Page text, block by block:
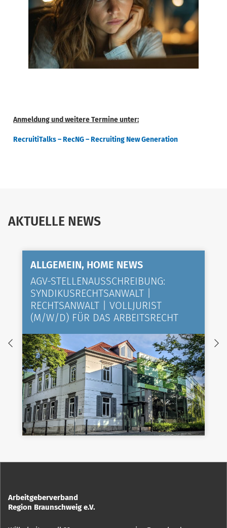
Anmeldung und weitere Termine unter:
RecruitiTalks – RecNG – Recruiting New Generation
AKTUELLE NEWS
ALLGEMEIN, HOME NEWS
AGV-STELLENAUSSCHREIBUNG:
SYNDIKUSRECHTSANWALT |
RECHTSANWALT | VOLLJURIST
(M/W/D) FÜR DAS ARBEITSRECHT
Arbeitgeberverband
Region Braunschweig e.V.